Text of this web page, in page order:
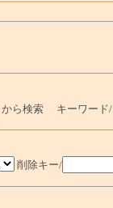
から検索 キーワー
削除キー/